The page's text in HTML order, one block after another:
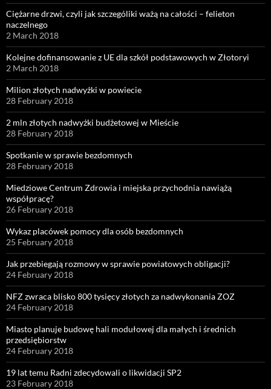
Ciężarne drzwi, czyli jak szczególiki ważą na całości – felieton
naczelnego
2 March 2018
Kolejne dofinansowanie z UE dla szkół podstawowych w Złotoryi
2 March 2018
Milion złotych nadwyżki w powiecie
28 February 2018
2 mln złotych nadwyżki budżetowej w Mieście
28 February 2018
Spotkanie w sprawie bezdomnych
28 February 2018
Miedziowe Centrum Zdrowia i miejska przychodnia nawiążą
współpracę?
26 February 2018
Wykaz placówek pomocy dla osób bezdomnych
25 February 2018
Jak przebiegają rozmowy w sprawie powiatowych obligacji?
24 February 2018
NFZ zwraca blisko 800 tysięcy złotych za nadwykonania ZOZ
24 February 2018
Miasto planuje budowę hali modułowej dla małych i średnich
przedsiębiorstw
24 February 2018
19 lat temu Radni zdecydowali o likwidacji SP2
23 February 2018